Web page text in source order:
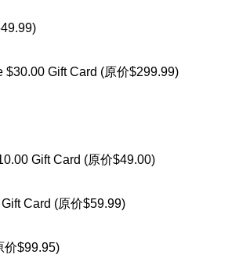
Gift Card (原价$299.99)
Gift Card (原价$49.00)
Card (原价$59.99)
价$99.95)